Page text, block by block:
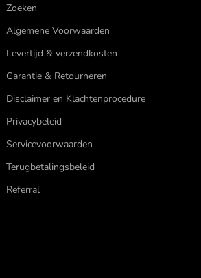
Zoeken
Algemene Voorwaarden
Levertijd & verzendkosten
Garantie & Retourneren
Disclaimer en Klachtenprocedure
Privacybeleid
Servicevoorwaarden
Terugbetalingsbeleid
Referral